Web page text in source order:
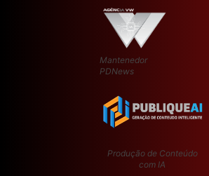
Mantenedor
PDNews
Produção de Conteúdo
com IA